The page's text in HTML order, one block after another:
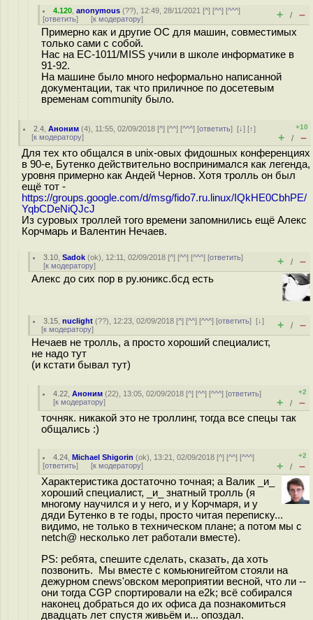
4.120 ,anonymous (??), 12:49, 28/11/2021 [^] [^^] [^^^]
[ответить] [к модератору] + / –
Примерно как и другие ОС для машин, совместимых
только сами с собой.
Нас на ЕС-1011/MISS учили в школе информатике в
91-92.
На машине было много неформально написанной
документации, так что приличное по досетевым
временам community было.
2.4 ,Аноним (4), 11:55, 02/09/2018 [^] [^^] [^^^] [ответить][↓] [↑]
[к модератору]
+10
+ / –
Для тех кто общался в unix-овых фидошных конференциях
в 90-е, Бутенко действительно воспринимался как легенда,
уровня примерно как Андей Чернов. Хотя тролль он был
ещё тот -
https://groups.google.com/d/msg/fido7.ru.linux/IQkHE0CbhPE/
YqbCDeNiQJcJ
Из суровых троллей того времени запомнились ещё Алекс
Корчмарь и Валентин Нечаев.
3.10 ,Sadok (ok), 12:11, 02/09/2018 [^] [^^] [^^^] [ответить]
[к модератору] + / –
Алекс до сих пор в ру.юникс.бсд есть
3.15 ,nuclight (??), 12:23, 02/09/2018 [^] [^^] [^^^] [ответить][↓]
[к модератору] + / –
Нечаев не тролль, а просто хороший специалист,
не надо тут
(и кстати бывал тут)
4.22 ,Аноним (22), 13:05, 02/09/2018 [^] [^^] [^^^] [ответить]
[к модератору]
+2
+ / –
точняк. никакой это не троллинг, тогда все спецы так
общались :)
4.24 ,Michael Shigorin (ok), 13:21, 02/09/2018 [^] [^^] [^^^]
[ответить] [к модератору]
+2
+ / –
Характеристика достаточно точная; а Валик _и_
хороший специалист, _и_ знатный тролль (я
многому научился и у него, и у Корчмаря, и у
дяди Бутенко в те годы, просто читая переписку...
видимо, не только в техническом плане; а потом мы с
netch@ несколько лет работали вместе).
PS: ребята, спешите сделать, сказать, да хоть
позвонить. Мы вместе с комьюнигейтом стояли на
дежурном cnews'овском мероприятии весной, что ли --
они тогда CGP спортировали на e2k; всё собирался
наконец добраться до их офиса да познакомиться
двадцать лет спустя живьём и... опоздал.